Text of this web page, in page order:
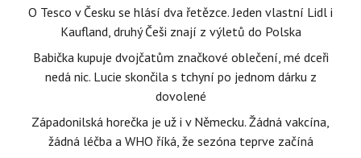
O Tesco v Česku se hlásí dva řetězce. Jeden vlastní Lidl i
Kaufland, druhý Češi znají z výletů do Polska
Babička kupuje dvojčatům značkové oblečení, mé dceři
nedá nic. Lucie skončila s tchyní po jednom dárku z
dovolené
Západonilská horečka je už i v Německu. Žádná vakcína,
žádná léčba a WHO říká, že sezóna teprve začíná